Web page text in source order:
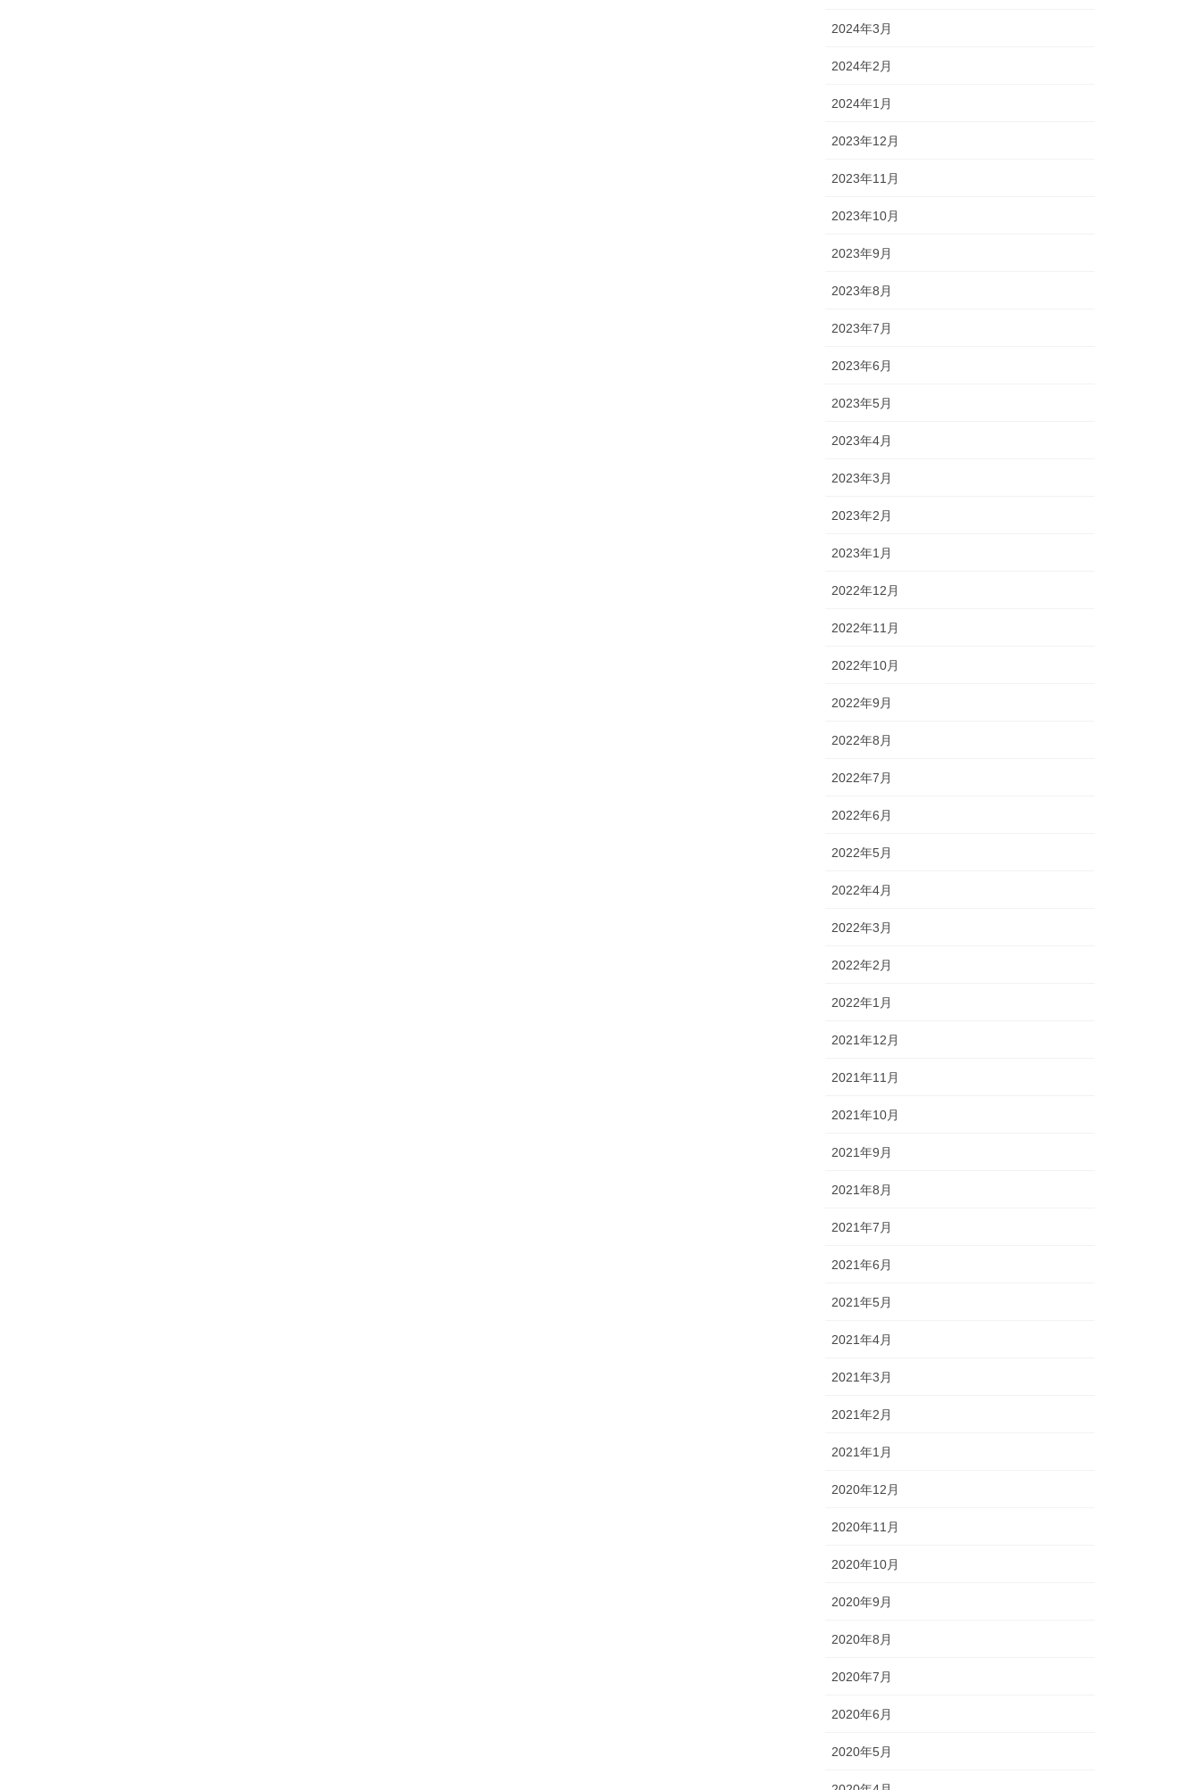
2024年3月
2024年2月
2024年1月
2023年12月
2023年11月
2023年10月
2023年9月
2023年8月
2023年7月
2023年6月
2023年5月
2023年4月
2023年3月
2023年2月
2023年1月
2022年12月
2022年11月
2022年10月
2022年9月
2022年8月
2022年7月
2022年6月
2022年5月
2022年4月
2022年3月
2022年2月
2022年1月
2021年12月
2021年11月
2021年10月
2021年9月
2021年8月
2021年7月
2021年6月
2021年5月
2021年4月
2021年3月
2021年2月
2021年1月
2020年12月
2020年11月
2020年10月
2020年9月
2020年8月
2020年7月
2020年6月
2020年5月